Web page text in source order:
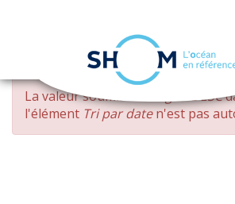
Aller
contenu
principal
MESSAGE
D'ERREUR
La valeur soumise changed DESC
l'élément Tri par daten'est pas